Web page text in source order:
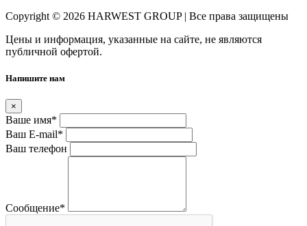
Copyright © 2026 HARWEST GROUP | Все права защищены
Цены и информация, указанные на сайте, не являются
публичной офертой.
Напишите нам
×
Ваше имя*
Ваш E-mail*
Ваш телефон
Сообщение*